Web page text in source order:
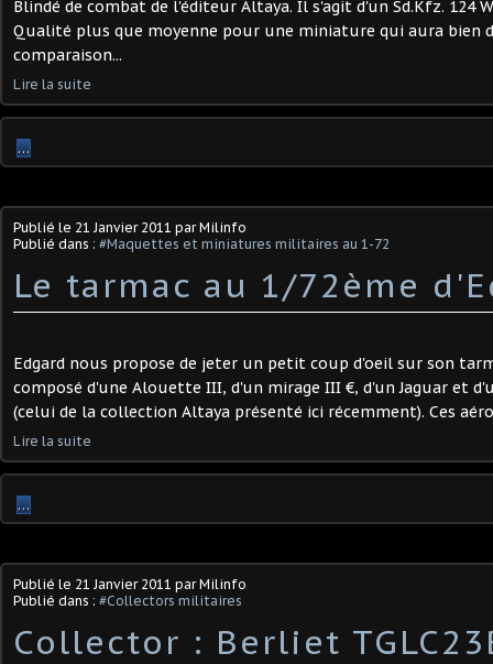
Blindé de combat de l'éditeur Altaya. Il s'agit d'un Sd.Kfz. 124
Qualité plus que moyenne pour une miniature qui aura bien
comparaison...
Lire la suite
…
Publié le 21 Janvier 2011 par Milinfo
Publié dans : #Maquettes et miniatures militaires au 1-72
Le tarmac au 1/72ème
Edgard nous propose de jeter un petit coup d'oeil sur son
composé d'une Alouette III, d'un mirage III €, d'un Jaguar et
(celui de la collection Altaya présenté ici récemment). Ces
Lire la suite
…
Publié le 21 Janvier 2011 par Milinfo
Publié dans : #Collectors militaires
Collector : Berliet